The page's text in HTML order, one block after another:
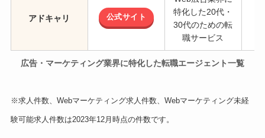
アドキャリ 公式サイト
特化した20代・
30代のための転
職サービス
広告・マーケティング業界に特化した転職エージェント一覧
※求人件数、Webマーケティング求人件数、Webマーケティング未経
験可能求人件数は2023年12月時点の件数です。